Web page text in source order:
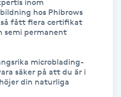
inom
hos Phibrows
fått flera certifikat
semi permanent
microblading-
säker på att du är i
din naturliga